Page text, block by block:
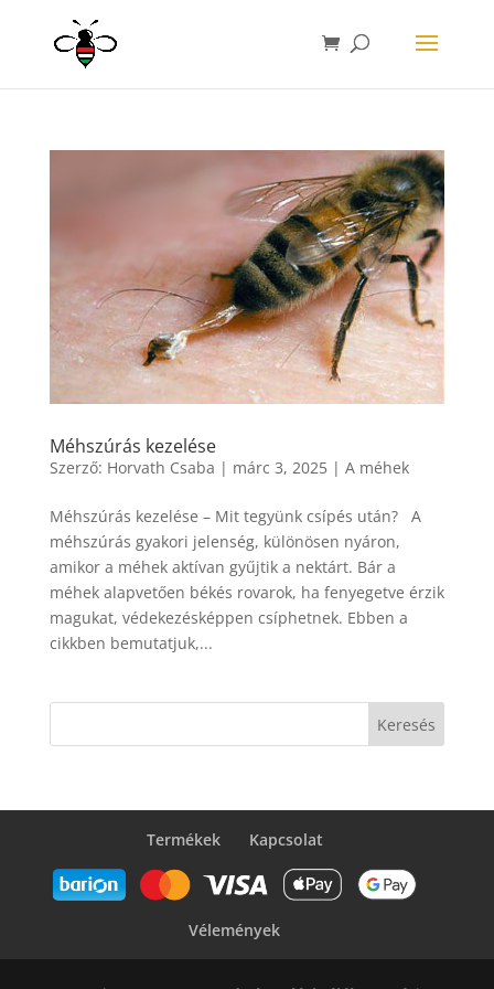
Méhszúrás kezelése
Szerző: Horvath Csaba | márc 3, 2025| A méhek
Méhszúrás kezelése – Mit tegyünk csípés után? A
méhszúrás gyakori jelenség, különösen nyáron,
amikor a méhek aktívan gyűjtik a nektárt. Bár a
méhek alapvetően békés rovarok, ha fenyegetve érzik
magukat, védekezésképpen csíphetnek. Ebben a
cikkben bemutatjuk,...
Keresés
Termékek Kapcsolat
Vélemények